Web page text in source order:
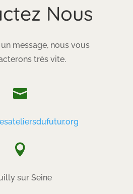
Nous
message, nous vous
très vite.


sur Seine